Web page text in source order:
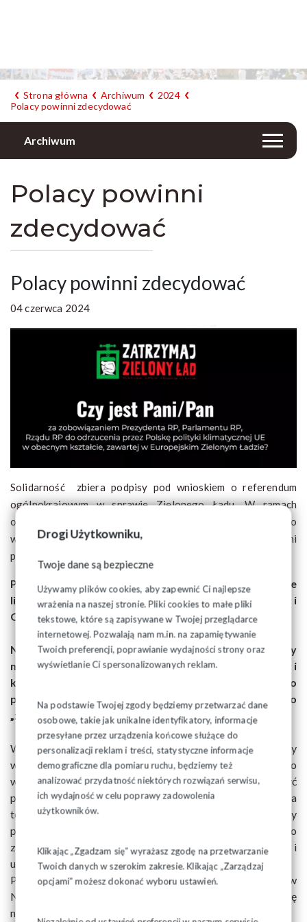
Drogi Użytkowniku,
Twoje dane są bezpieczne
Używamy plików cookies, aby zapewnić Ci najlepsze
wrażenia na naszej stronie. Pliki cookies to małe pliki
tekstowe, które są zapisywane w Twojej przeglądarce
internetowej. Pozwalają nam m.in. na zapamiętywanie
Twoich preferencji, poprawianie wydajności strony oraz
wyświetlanie Ci spersonalizowanych reklam.
Na podstawie Twojej zgody będziemy przetwarzać dane
osobowe, takie jak unikalne identyfikatory, informacje
przesyłane przez urządzenia końcowe służące do
personalizacji reklam i treści, statystyczne informacje
demograficzne dla pomiaru ruchu, będziemy też
analizować przydatność niektórych rozwiązań serwisu,
ich wydajność w celu poprawy zadowolenia
użytkowników.
Klikając „Zgadzam się” wyrażasz zgodę na przetwarzanie
Twoich danych w szerokim zakresie. Klikając „Zarządzaj
opcjami” możesz dokonać wyboru ustawień.
Strona główna Archiwum
2024
Polacy powinni zdecydować
Archiwum
Polacy powinni
zdecydować
Polacy powinni zdecydować
04 czerwca 2024
Solidarność zbiera podpisy pod wnioskiem o referendum
ogólnokrajowym w sprawie Zielonego Ładu. W ramach
ogólnopolskiej akcji w Regionie Podlaskim rozprowadzono
wiele list do zbierania podpisów wraz z materiałami
promującymi tę akcję.
Przypominamy Organizacjom Związkowym, by pełne
listy z już zebranymi podpisami przekazać do Regionu i
Oddziałów w terminie do 4 czerwca 2024 r.
Nie kończy to oczywiście naszej akcji, podpisy zbieramy
nadal. Powinniśmy zebrać ich jak najwięcej w regionie i
kraju, co pozwoli skutecznie powalczyć o
przeprowadzenie referendum w sprawie tego
„zielonego szaleństwa.
W kolejnym etapie akcji zbierania podpisów będziemy
wychodzić także poza struktury naszego Związku. Prosimy o
wskazywanie miejsc gdzie taka zbiórka mogłaby być
prowadzona oraz zgłaszanie się osób chętnych do wsparcia
tej słusznej akcji. Informacje w tej sprawie prosimy
przekazywać do Regionu telefonicznie lub pocztą email. Po
zgłoszeniu dostarczymy odpowiednie ilości druków i
uzgodnimy zasady prowadzenia akcji zbierania podpisów.
Po raz kolejny prosimy działaczy, członków i sympatyków
NSZZ „Solidarność” o pełne zaangażowanie się w akcję
naszego Związku.